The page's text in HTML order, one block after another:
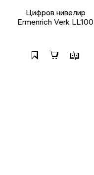
Цифров нивелир
Ermenrich Verk LL100